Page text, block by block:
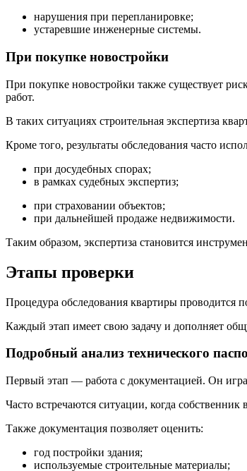
нарушения при перепланировке;
устаревшие инженерные системы.
При покупке новостройки
При покупке новостройки также существует
работ.
В таких ситуациях строительная экспертиза
Кроме того, результаты обследования часто
при досудебных спорах;
в рамках судебных экспертиз;
при страховании объектов;
при дальнейшей продаже недвижимости.
Таким образом, экспертиза становится
Этапы проверки
Процедура обследования квартиры проводится
Каждый этап имеет свою задачу и дополняет
Подробный анализ технического
Первый этап — работа с документацией. Он
Часто встречаются ситуации, когда
Также документация позволяет оценить:
год постройки здания;
используемые строительные материалы;